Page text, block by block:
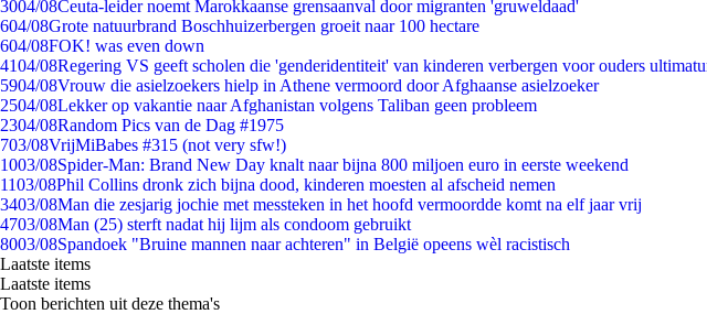
3004/08Ceuta-leider noemt Marokkaanse grensaanval door migranten 'gruweldaad'
604/08Grote natuurbrand Boschhuizerbergen groeit naar 100 hectare
604/08FOK! was even down
4104/08Regering VS geeft scholen die 'genderidentiteit' van kinderen verbergen voor ouders
5904/08Vrouw die asielzoekers hielp in Athene vermoord door Afghaanse asielzoeker
2504/08Lekker op vakantie naar Afghanistan volgens Taliban geen probleem
2304/08Random Pics van de Dag #1975
703/08VrijMiBabes #315 (not very sfw!)
1003/08Spider-Man: Brand New Day knalt naar bijna 800 miljoen euro in eerste weekend
1103/08Phil Collins dronk zich bijna dood, kinderen moesten al afscheid nemen
3403/08Man die zesjarig jochie met messteken in het hoofd vermoordde komt na elf jaar vrij
4703/08Man (25) sterft nadat hij lijm als condoom gebruikt
8003/08Spandoek "Bruine mannen naar achteren" in België opeens wèl racistisch
Laatste items
Laatste items
Toon berichten uit deze thema's